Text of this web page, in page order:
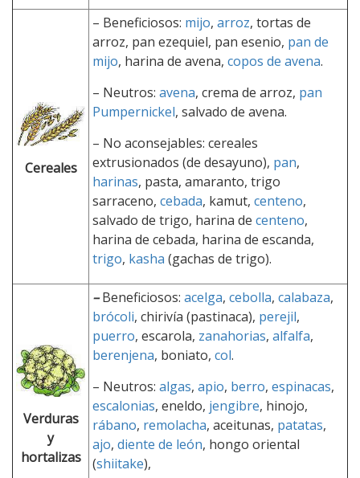
Cereales
– Beneficiosos: mijo, arroz, tortas de
arroz, pan ezequiel, pan esenio, pan de
mijo, harina de avena, copos de avena.
– Neutros: avena, crema de arroz, pan
Pumpernickel, salvado de avena.
– No aconsejables: cereales
extrusionados (de desayuno), pan,
harinas, pasta, amaranto, trigo
sarraceno, cebada, kamut, centeno,
salvado de trigo, harina de centeno,
harina de cebada, harina de escanda,
trigo, kasha (gachas de trigo).
Verduras
y
hortalizas
–Beneficiosos: acelga, cebolla, calabaza,
brócoli, chirivía (pastinaca), perejil,
puerro, escarola, zanahorias, alfalfa,
berenjena, boniato, col.
– Neutros: algas, apio, berro, espinacas,
escalonias, eneldo, jengibre, hinojo,
rábano, remolacha, aceitunas, patatas,
ajo, diente de león, hongo oriental
(shiitake),